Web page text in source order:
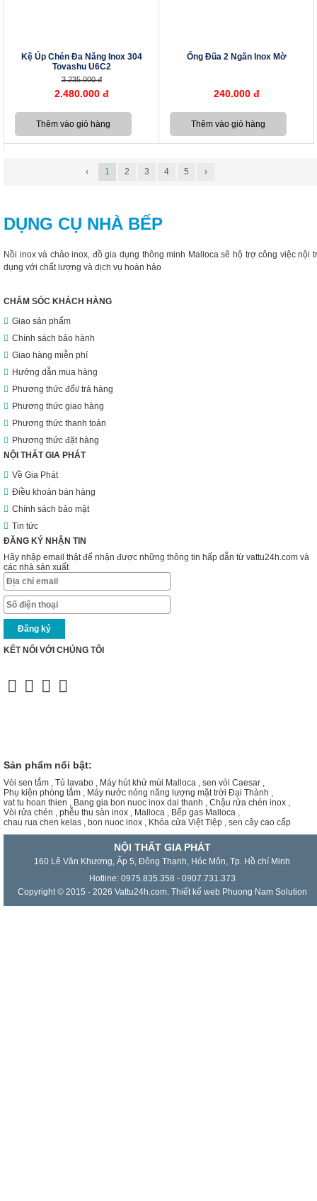
Kệ Úp Chén Đa Năng Inox 304
Tovashu U6C2
3.235.000 đ
2.480.000 đ
Ống Đũa 2 Ngăn Inox Mờ
240.000 đ
‹ 1 2 3 4 5 ›
DỤNG CỤ NHÀ BẾP
Nồi inox và chảo inox, đồ gia dụng thông minh Malloca sẽ hộ trợ công việc
dụng với chất lượng và dịch vụ hoàn hảo
CHĂM SÓC KHÁCH HÀNG
Giao sản phẩm
Chính sách bảo hành
Giao hàng miễn phí
Hướng dẫn mua hàng
Phương thức đổi/ trả hàng
Phương thức giao hàng
Phương thức thanh toán
Phương thức đặt hàng
NỘI THẤT GIA PHÁT
Về Gia Phát
Điều khoản bán hàng
Chính sách bảo mật
Tin tức
ĐĂNG KÝ NHẬN TIN
Hãy nhập email thật để nhận được những thông tin hấp dẫn từ vattu24h.com và
các nhà sản xuất
KẾT NỐI VỚI CHÚNG TÔI
Sản phẩm nổi bật:
Vòi sen tắm , Tủ lavabo , Máy hút khử mùi Malloca , sen vòi Caesar ,
Phụ kiện phòng tắm , Máy nước nóng năng lượng mặt trời Đại Thành ,
vat tu hoan thien , Bang gia bon nuoc inox dai thanh , Chậu rửa chén inox ,
Vòi rửa chén , phễu thu sàn inox , Malloca , Bếp gas Malloca ,
chau rua chen kelas , bon nuoc inox , Khóa cửa Việt Tiệp , sen cây cao cấp
NỘI THẤT GIA PHÁT
160 Lê Văn Khương, Ấp 5, Đông Thạnh, Hóc Môn, Tp. Hồ chí Minh
Hotline: 0975.835.358 - 0907.731.373
Copyright © 2015 - 2026 Vattu24h.com. Thiết kế web Phuong Nam Solution